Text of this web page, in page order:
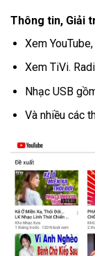
Thông tin, Giải
Xem
Xem TiVi.
Nhạc USB
Và nhiều các